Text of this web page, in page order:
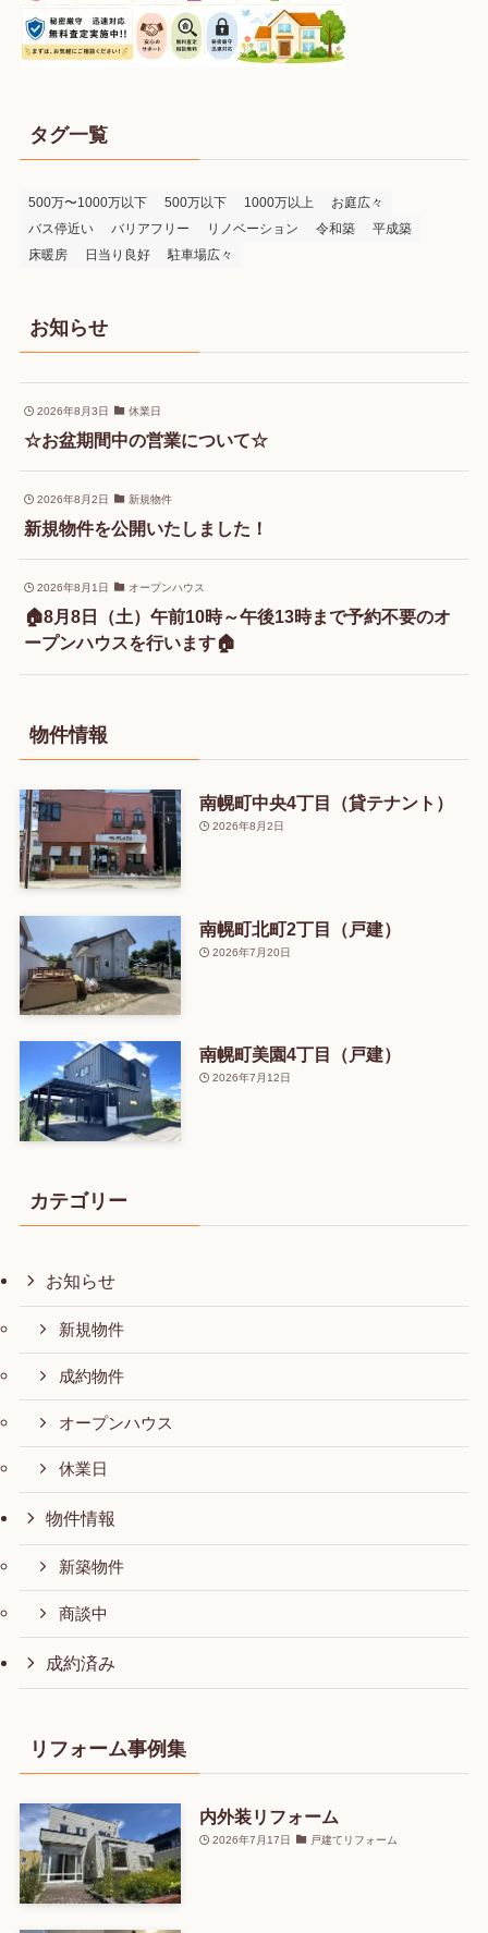
タグ一覧
500万〜1000万以下 500万以下 1000万以上
お庭広々
バス停近い
バリアフリー リノベーション 令和築
平成築
床暖房
日当り良好 駐車場広々
お知らせ
2026年8月3日 休業日
☆お盆期間中の営業について☆
2026年8月2日 新規物件
新規物件を公開いたしました！
2026年8月1日 オープンハウス
🏠8月8日（土）午前10時～午後13時まで予約不要のオ
ープンハウスを行います🏠
物件情報
南幌町中央4丁目（貸テナント）
2026年8月2日
南幌町北町2丁目（戸建）
2026年7月20日
南幌町美園4丁目（戸建）
2026年7月12日
カテゴリー
お知らせ
新規物件
成約物件
オープンハウス
休業日
物件情報
新築物件
商談中
成約済み
リフォーム事例集
内外装リフォーム
2026年7月17日 戸建てリフォーム